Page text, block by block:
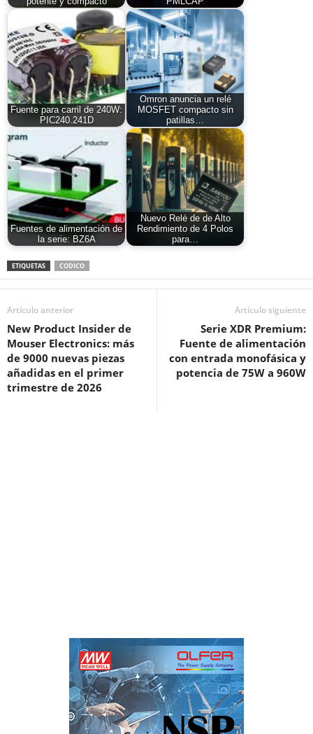
Fuente para carril de 240W:
PIC240.241D
Omron anuncia un relé
MOSFET compacto sin
patillas…
Fuentes de alimentación de
la serie: BZ6A
Nuevo Relé de de Alto
Rendimiento de 4 Polos
para…
ETIQUETAS CODICO
Artículo anterior
New Product Insider de
Mouser Electronics: más
de 9000 nuevas piezas
añadidas en el primer
trimestre de 2026
Artículo siguiente
Serie XDR Premium:
Fuente de alimentación
con entrada monofásica y
potencia de 75W a 960W